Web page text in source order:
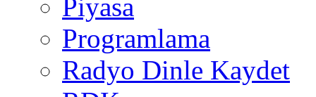
Piyasa
Programlama
Radyo Dinle Kaydet